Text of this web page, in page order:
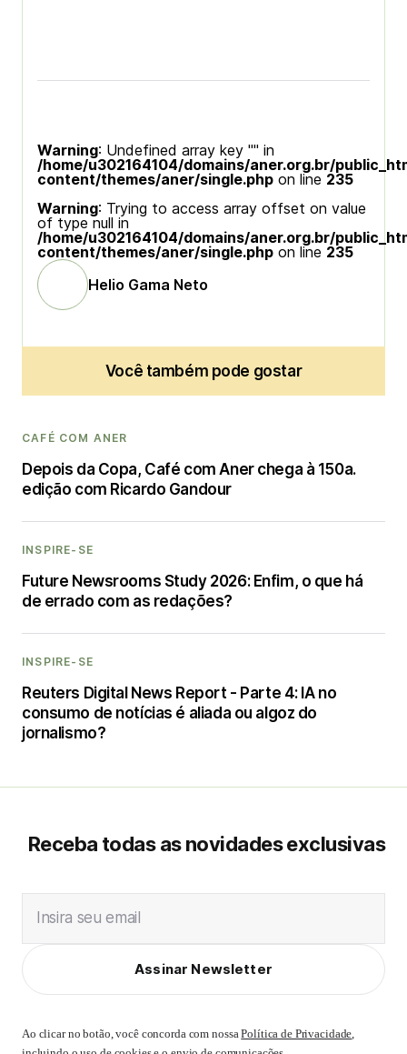
Warning: Undefined array key "" in
/home/u302164104/domains/aner.org.br/
content/themes/aner/single.php on line 235
Warning: Trying to access array offset on value
of type null in
/home/u302164104/domains/aner.org.br/
content/themes/aner/single.php on line 235
Helio Gama Neto
Você também pode gostar
CAFÉ COM ANER
Depois da Copa, Café com Aner chega à 150a.
edição com Ricardo Gandour
INSPIRE-SE
Future Newsrooms Study 2026: Enfim, o que há
de errado com as redações?
INSPIRE-SE
Reuters Digital News Report - Parte 4: IA no
consumo de notícias é aliada ou algoz do
jornalismo?
Receba todas as novidades exclusivas
Insira seu email
Assinar Newsletter
Ao clicar no botão, você concorda com nossaPolítica de Privacidade,